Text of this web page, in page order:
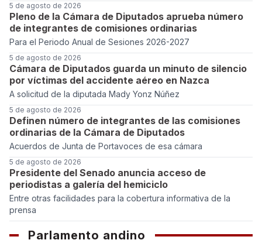
5 de agosto de 2026
Pleno de la Cámara de Diputados aprueba número
de integrantes de comisiones ordinarias
Para el Periodo Anual de Sesiones 2026-2027
5 de agosto de 2026
Cámara de Diputados guarda un minuto de silencio
por víctimas del accidente aéreo en Nazca
A solicitud de la diputada Mady Yonz Núñez
5 de agosto de 2026
Definen número de integrantes de las comisiones
ordinarias de la Cámara de Diputados
Acuerdos de Junta de Portavoces de esa cámara
5 de agosto de 2026
Presidente del Senado anuncia acceso de
periodistas a galería del hemiciclo
Entre otras facilidades para la cobertura informativa de la
prensa
Parlamento andino